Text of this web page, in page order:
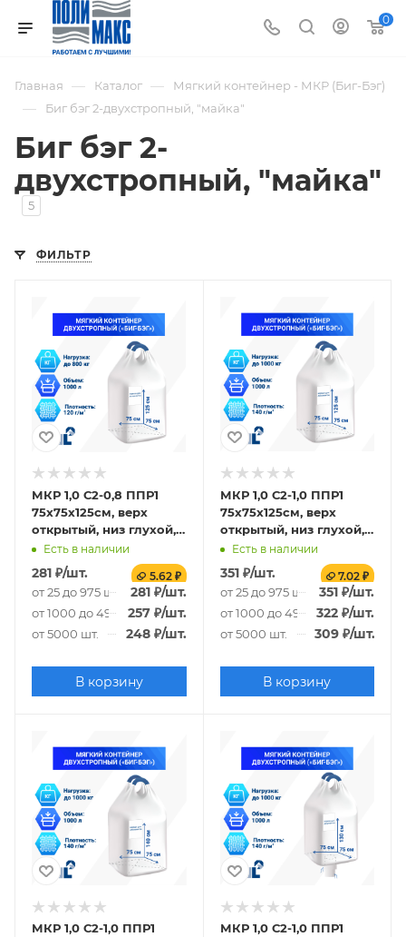
0
Главная — Каталог — Мягкий контейнер - МКР (Биг-Бэг)
— Биг бэг 2-двухстропный, "майка"
Биг бэг 2-
двухстропный, "майка"
5
ФИЛЬТР
МКР 1,0 С2-0,8 ППР1
75х75х125см, верх
открытый, низ глухой,
120г/м2
Есть в наличии
281 ₽/шт. 5.62 ₽
от 25 до 975 шт. 281₽/шт.
от 1000 до 4975 шт.
257₽/шт.
от 5000 шт. 248 ₽/шт.
В корзину
МКР 1,0 С2-1,0 ППР1
75х75х125см, верх
открытый, низ глухой,
140г/м2
Есть в наличии
351₽/шт. 7.02 ₽
от 25 до 975 шт. 351 ₽/шт.
от 1000 до 4975 шт.
322 ₽/шт.
от 5000 шт. 309₽/шт.
В корзину
МКР 1,0 С2-1,0 ППР1
МКР 1,0 С2-1,0 ППР1